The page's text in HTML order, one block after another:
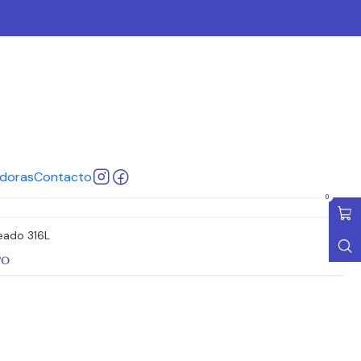
Contacto
0
316L